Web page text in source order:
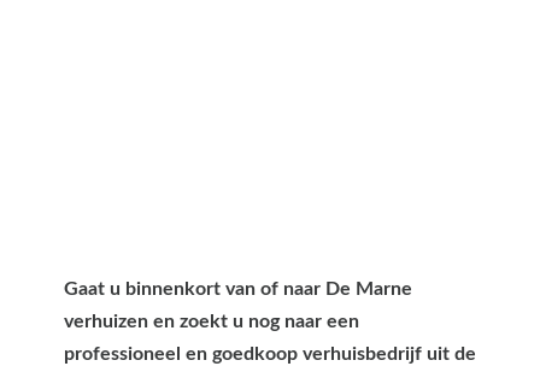
Gaat u binnenkort van of naar De Marne
verhuizen en zoekt u nog naar een
professioneel en goedkoop verhuisbedrijf uit de